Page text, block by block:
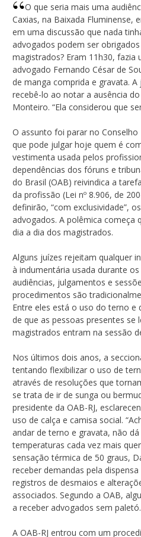
O que seria mais uma
Caxias, na Baixada Fluminense,
em uma discussão que nada
advogados podem ser
magistrados? Eram 11h30, fazia
advogado Fernando César de
de manga comprida e gravata.
recebê-lo ao notar a ausência
Monteiro. “Ela considerou que
O assunto foi parar no Conselho
que pode julgar hoje quem é
vestimenta usada pelos
dependências dos fóruns e
do Brasil (OAB) reivindica a
da profissão (Lei nº 8.906, de
definirão, “com exclusividade”,
advogados. A polêmica começa
dia a dia dos magistrados.
Alguns juízes rejeitam qualquer
à indumentária usada durante
audiências, julgamentos e
procedimentos são
Entre eles está o uso do terno e
de que as pessoas presentes se
magistrados entram na sessão
Nos últimos dois anos, a
tentando flexibilizar o uso de
através de resoluções que
se trata de ir de sunga ou
presidente da OAB-RJ,
uso de calça e camisa social.
andar de terno e gravata, não
temperaturas cada vez mais
sensação térmica de 50 graus,
receber demandas pela
registros de desmaios e
associados. Segundo a OAB,
a receber advogados sem paletó.
A OAB-RJ entrou com um